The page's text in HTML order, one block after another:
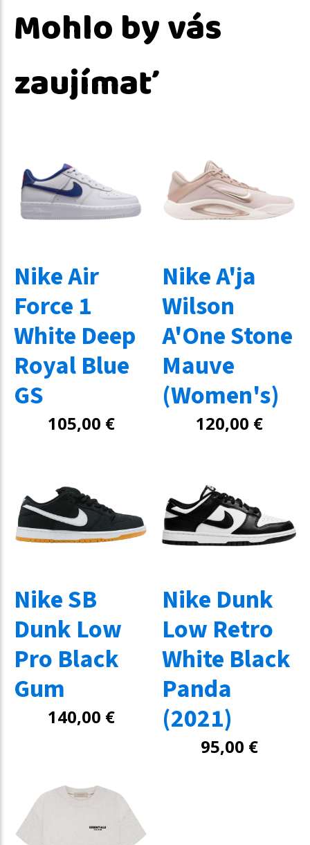
Mohlo by vás
zaujímať
Nike Air
Force 1
White Deep
Royal Blue
GS
105,00 €
Nike A'ja
Wilson
A'One Stone
Mauve
(Women's)
120,00 €
Nike SB
Dunk Low
Pro Black
Gum
140,00 €
Nike Dunk
Low Retro
White Black
Panda
(2021)
95,00 €